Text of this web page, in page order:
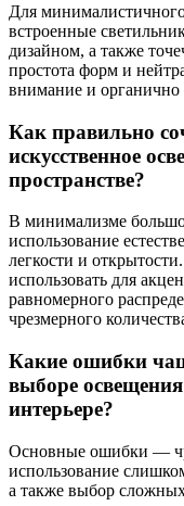
Для
встроенные
дизайном, а также
простота форм и
внимание и
Как правильно
искусственное
пространстве?
В минимализме
использование
легкости и
использовать для
равномерного
чрезмерного
Какие ошибки
выборе
интерьере?
Основные ошибки —
использование
а также выбор